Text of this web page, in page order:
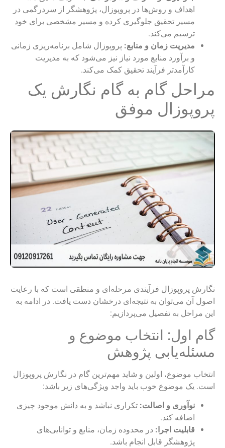
اهداف و روش‌ها در پروپوزال، پژوهشگر از سردرگمی در
مسیر تحقیق جلوگیری کرده و مسیر مشخصی برای خود
ترسیم می‌کند.
مدیریت زمان و منابع: پروپوزال شامل برنامه‌ریزی زمانی
و برآورد منابع مورد نیاز نیز می‌شود که به مدیریت
کارآمدتر فرآیند تحقیق کمک می‌کند.
مراحل گام به گام نگارش یک
پروپوزال موفق
نگارش پروپوزال فرآیندی مرحله‌ای و منطقی است که با رعایت
اصول آن می‌توان به نتیجه‌ای درخشان دست یافت. در ادامه به
این مراحل به تفصیل می‌پردازیم:
گام اول: انتخاب موضوع و
مسئله‌یابی پژوهش
انتخاب موضوع، اولین و شاید مهم‌ترین گام در نگارش پروپوزال
است. یک موضوع خوب باید واجد ویژگی‌های زیر باشد:
نوآوری و اصالت: تکراری نباشد و به دانش موجود چیزی
اضافه کند.
قابلیت اجرا: در محدوده زمان، منابع و توانایی‌های
پژوهشگر قابل انجام باشد.